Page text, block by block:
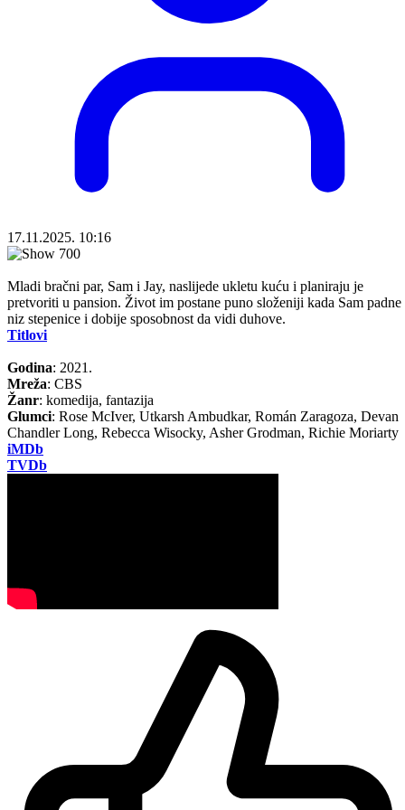
17.11.2025. 10:16
Mladi bračni par, Sam i Jay, naslijede ukletu kuću i planiraju je
pretvoriti u pansion. Život im postane puno složeniji kada Sam padne
niz stepenice i dobije sposobnost da vidi duhove.
Titlovi
Godina: 2021.
Mreža: CBS
Žanr: komedija, fantazija
Glumci: Rose McIver, Utkarsh Ambudkar, Román Zaragoza, Devan
Chandler Long, Rebecca Wisocky, Asher Grodman, Richie Moriarty
iMDb
TVDb